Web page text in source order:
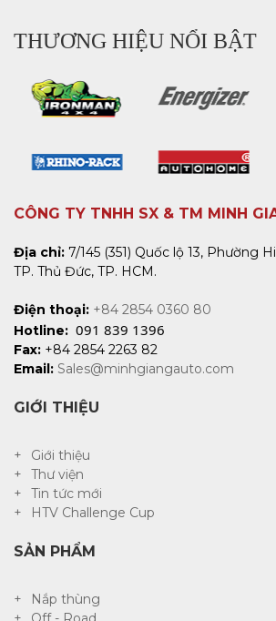
THƯƠNG HIỆU NỔI BẬT
CÔNG TY TNHH SX & TM MINH
Địa chỉ: 7/145 (351) Quốc lộ 13, Phường
TP. Thủ Đức, TP. HCM.
Điện thoại: +84 2854 0360 80
Hotline: 091 839 1396
Fax: +84 2854 2263 82
Email: Sales@minhgiangauto.com
GIỚI THIỆU
Giới thiệu
Thư viện
Tin tức mới
HTV Challenge Cup
SẢN PHẨM
Nắp thùng